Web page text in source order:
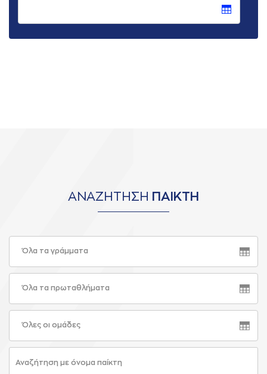
ΑΝΑΖΗΤΗΣΗ ΠΑΙΚΤΗ
Όλα τα γράμματα
Όλα τα πρωταθλήματα
Όλες οι ομάδες